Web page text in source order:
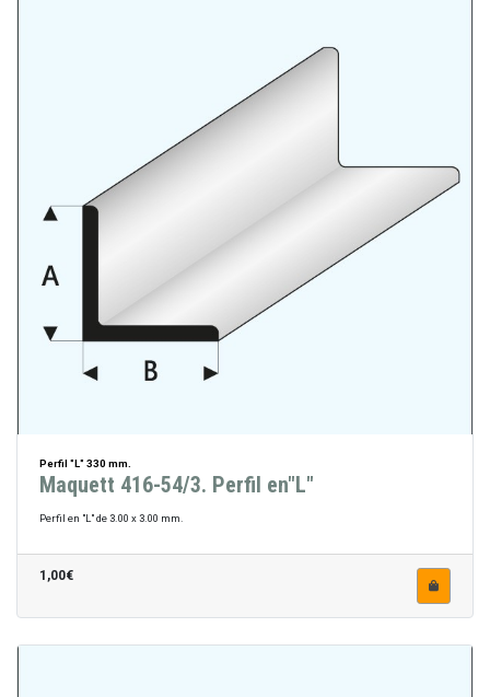
Perfil "L" 330 mm.
Maquett 416-54/3. Perfil en"L"
Perfil en "L" de 3.00 x 3.00 mm.
1,00€